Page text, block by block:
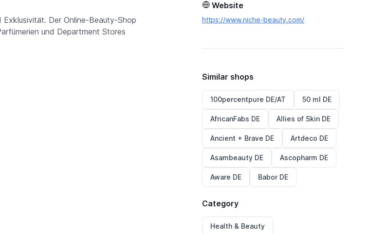
Der Online-Beauty-Shop
und Department Stores
Website
https://www.niche-beauty.com/
Similar shops
100percentpure DE/AT 50 ml DE
AfricanFabs DE Allies of Skin DE
Ancient + Brave DE Artdeco DE
Asambeauty DE Ascopharm DE
Aware DE Babor DE
Category
Health & Beauty